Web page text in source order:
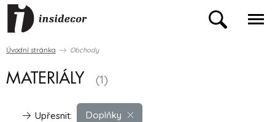
Úvodní stránka Obchody
MATERIÁLY (1)
Doplňky
Upřesnit: